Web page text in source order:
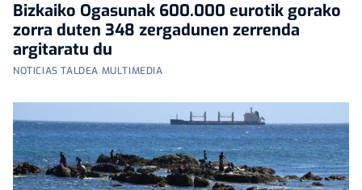
Bizkaiko Ogasunak 600.000 eurotik gorako
zorra duten 348 zergadunen zerrenda
argitaratu du
NOTICIAS TALDEA MULTIMEDIA